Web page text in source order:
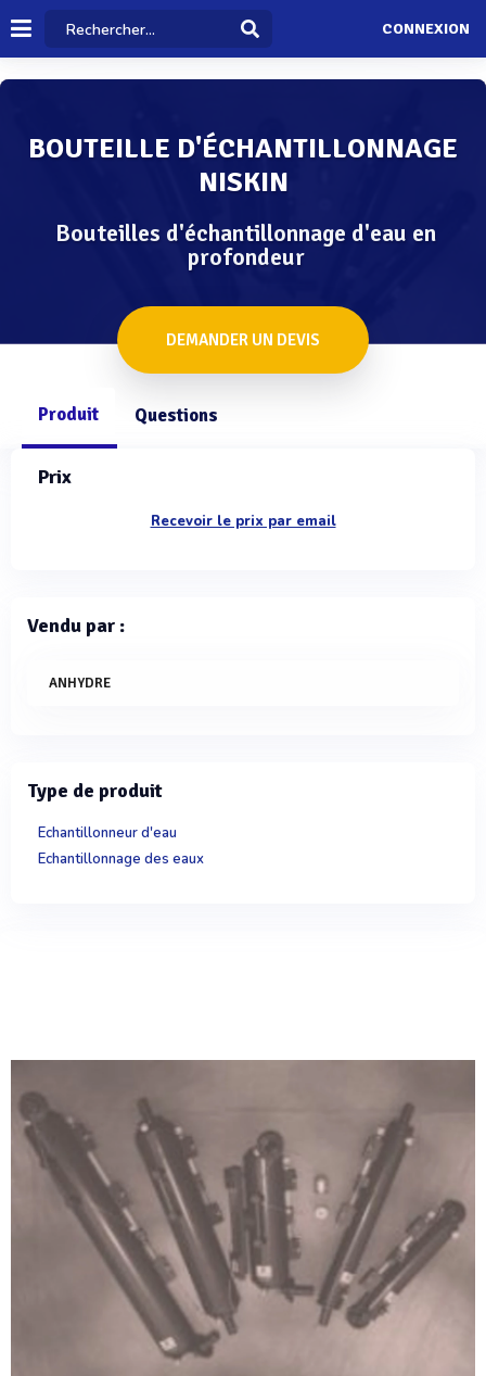
CONNEXION
BOUTEILLE D'ÉCHANTILLONNAGE
NISKIN
Bouteilles d'échantillonnage d'eau en
profondeur
DEMANDER UN DEVIS
Produit Questions
Prix
Recevoir le prix par email
Vendu par :
ANHYDRE
Type de produit
Echantillonneur d'eau
Echantillonnage des eaux